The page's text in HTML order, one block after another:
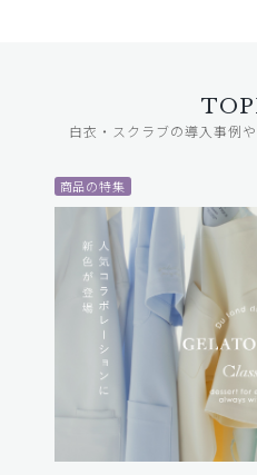
白衣・スクラブの導入事例
商品の特集